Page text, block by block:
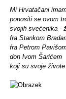
Mi Hrvatačani
ponosi­ti se ovom
svojih svećenika -
fra Stankom
fra Petrom
don Ivom Šarićem
koji su svoje